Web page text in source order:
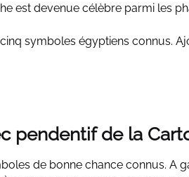
est devenue célèbre parmi les
symboles égyptiens connus.
pendentif de la
de bonne chance connus. A